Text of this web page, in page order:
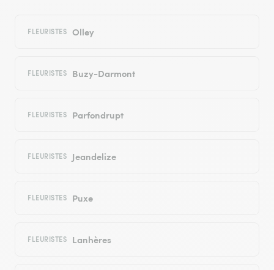
FLEURISTES Olley
FLEURISTES Buzy-Darmont
FLEURISTES Parfondrupt
FLEURISTES Jeandelize
FLEURISTES Puxe
FLEURISTES Lanhères